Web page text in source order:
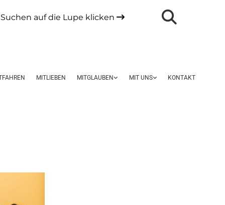
auf die Lupe klicken 
MITLIEBEN MITGLAUBEN MIT UNS KONTAKT